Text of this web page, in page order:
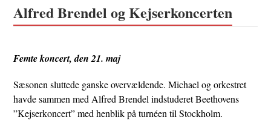
Alfred Brendel og Kejserkoncerten
Femte koncert, den 21. maj
Sæsonen sluttede ganske overvældende. Michael og orkestret
havde sammen med Alfred Brendel indstuderet Beethovens
”Kejserkoncert” med henblik på turnéen til Stockholm.